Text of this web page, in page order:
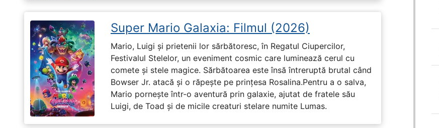
Super Mario Galaxia: Filmul (2026)
Mario, Luigi și prietenii lor sărbătoresc, în Regatul Ciupercilor,
Festivalul Stelelor, un eveniment cosmic care luminează cerul cu
comete și stele magice. Sărbătoarea este însă întreruptă brutal când
Bowser Jr. atacă și o răpește pe prinţesa Rosalina.Pentru a o salva,
Mario pornește într-o aventură prin galaxie, ajutat de fratele său
Luigi, de Toad și de micile creaturi stelare numite Lumas.